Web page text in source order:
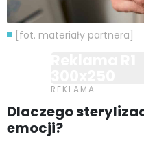
[fot. materiały partnera]
Dlaczego
emocji?